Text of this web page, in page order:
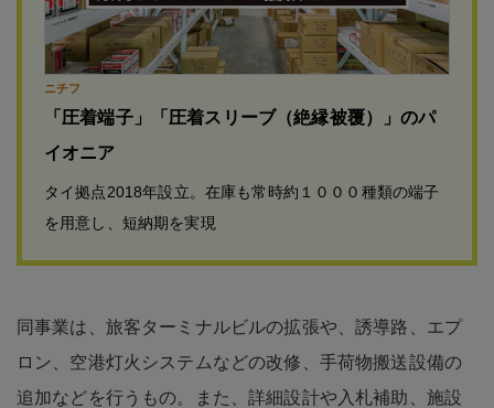
ニチフ
「圧着端子」「圧着スリーブ（絶縁被覆）」のパ
イオニア
タイ拠点2018年設立。在庫も常時約１０００種類の端子
を用意し、短納期を実現
同事業は、旅客ターミナルビルの拡張や、誘導路、エプ
ロン、空港灯火システムなどの改修、手荷物搬送設備の
追加などを行うもの。また、詳細設計や入札補助、施設